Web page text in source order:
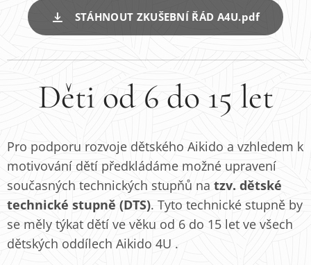
STÁHNOUT ZKUŠEBNÍ ŘÁD A4U.pdf
Děti od 6 do 15 let
Pro podporu rozvoje dětského Aikido a vzhledem k
motivování dětí předkládáme možné upravení
současných technických stupňů na tzv. dětské
technické stupně (DTS). Tyto technické stupně by
se měly týkat dětí ve věku od 6 do 15 let ve všech
dětských oddílech Aikido 4U .